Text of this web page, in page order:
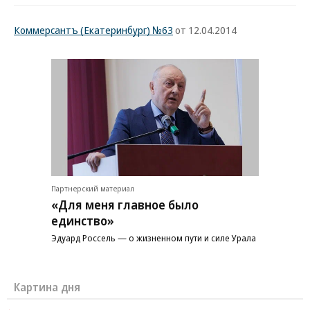
Коммерсантъ (Екатеринбург) №63 от 12.04.2014
Партнерский материал
«Для меня главное было
единство»
Эдуард Россель — о жизненном пути и силе Урала
Картина дня